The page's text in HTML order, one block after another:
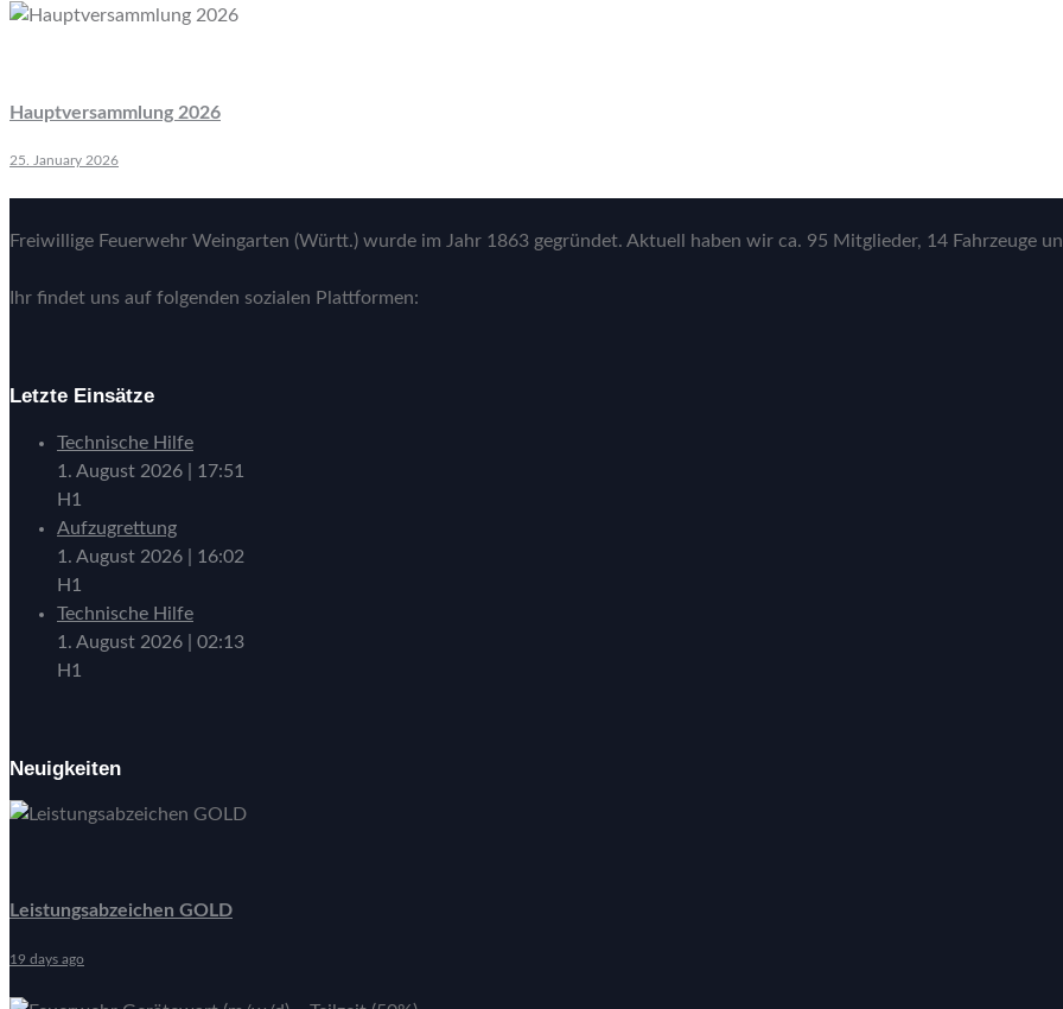
Hauptversammlung 2026
25. January 2026
Freiwillige Feuerwehr Weingarten (Württ.) wurde im Jahr 1863 gegründet. Aktuell haben wir ca. 95 Mitglieder, 14 Fahrzeuge
Ihr findet uns auf folgenden sozialen Plattformen:
Letzte Einsätze
Technische Hilfe
1. August 2026
17:51
H1
Aufzugrettung
1. August 2026
16:02
H1
Technische Hilfe
1. August 2026
02:13
H1
Neuigkeiten
Leistungsabzeichen GOLD
19 days ago